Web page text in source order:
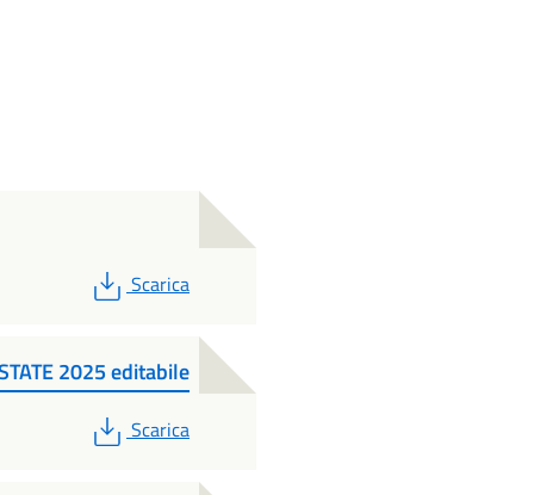
PDF
Scarica
2025 editabile
PDF
Scarica